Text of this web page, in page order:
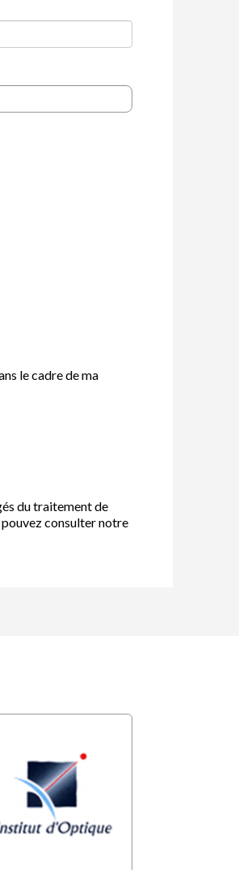
le cadre de ma
du traitement de
consulter notre